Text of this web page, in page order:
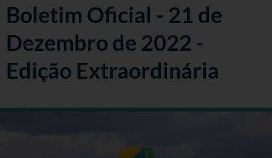
Boletim Oficial - 21 de
Dezembro de 2022 -
Edição Extraordinária